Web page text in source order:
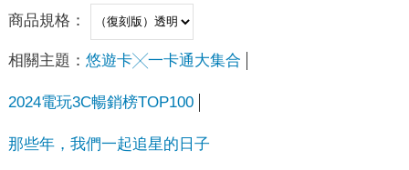
商品規格：
相關主題： 悠遊卡╳一卡通大集合
2024電玩3C暢銷榜TOP100
那些年，我們一起追星的日子